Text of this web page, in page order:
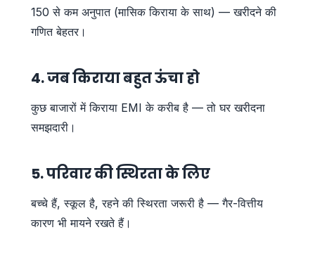
150 से कम अनुपात (मासिक किराया के साथ) — खरीदने की
गणित बेहतर।
4. जब किराया बहुत ऊंचा हो
कुछ बाजारों में किराया EMI के करीब है — तो घर खरीदना
समझदारी।
5. परिवार की स्थिरता के लिए
बच्चे हैं, स्कूल है, रहने की स्थिरता जरूरी है — गैर-वित्तीय
कारण भी मायने रखते हैं।